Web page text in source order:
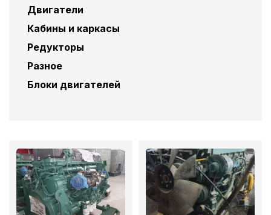
Двигатели
Кабины и каркасы
Редукторы
Разное
Блоки двигателей